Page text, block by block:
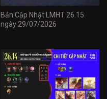
Bản Cập Nhật LMHT 26.15
ngày 29/07/2026